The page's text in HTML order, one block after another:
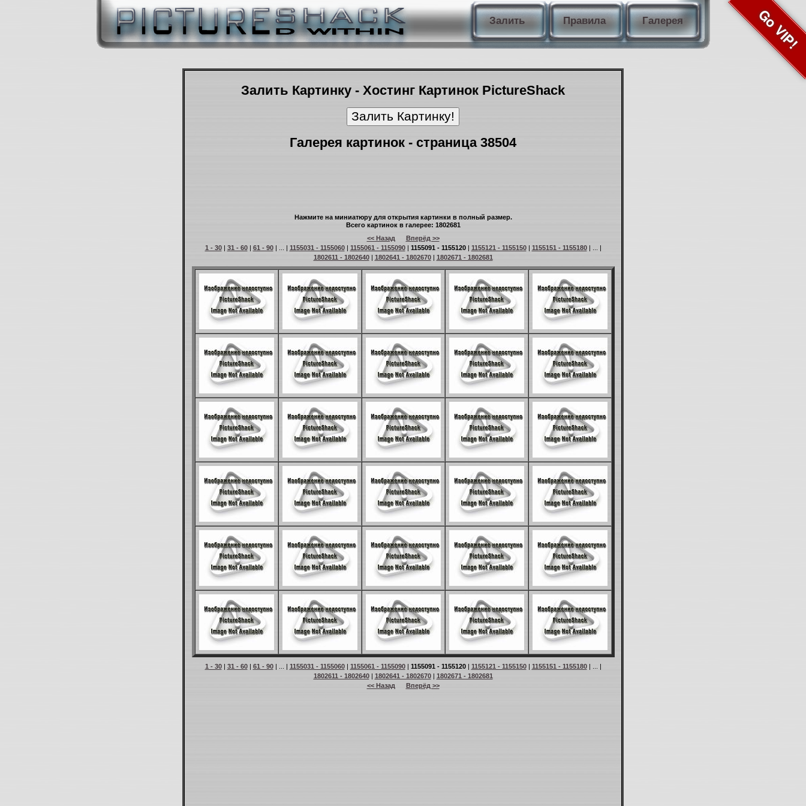
Залить Правила Галерея Go VIP!
Залить Картинку - Хостинг Картинок PictureShack
Галерея картинок - страница 38504
Нажмите на миниатюру для открытия картинки в полный размер.
Всего картинок в галерее: 1802681
<< Назад
Вперёд >>
1 - 30| 31 - 60| 61 - 90| ... | 1155031 - 1155060| 1155061 - 1155090| 1155091 - 1155120| 1155121 - 1155150| 1155151 - 1155180| ... |
1802611 - 1802640| 1802641 - 1802670| 1802671 - 1802681
1 - 30| 31 - 60| 61 - 90| ... | 1155031 - 1155060| 1155061 - 1155090| 1155091 - 1155120| 1155121 - 1155150| 1155151 - 1155180| ... |
1802611 - 1802640| 1802641 - 1802670| 1802671 - 1802681
<< Назад
Вперёд >>